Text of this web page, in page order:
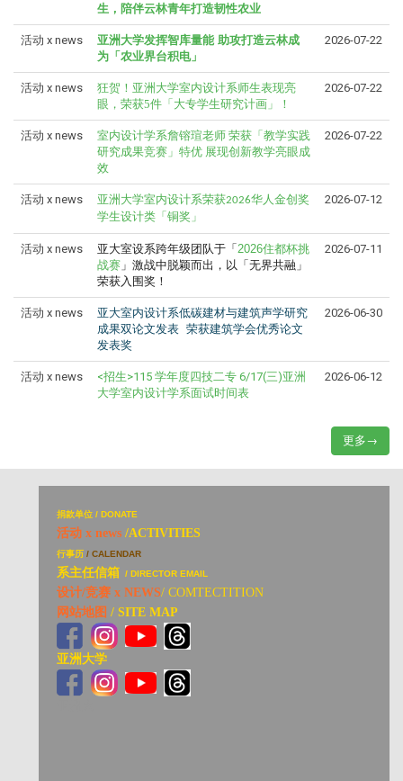
生，陪伴云林青年打造韧性农业
活动 x news
亚洲大学发挥智库量能 助攻打造云林成
为「农业界台积电」
2026-07-22
活动 x news
狂贺！亚洲大学室内设计系师生表现亮
眼，荣获5件「大专学生研究计画」！
2026-07-22
活动 x news 室内设计学系詹镕瑄老师 荣获「教学实践
研究成果竞赛」特优 展现创新教学亮眼成
效
2026-07-22
活动 x news
亚洲大学室内设计系荣获2026华人金创奖
学生设计类「铜奖」
2026-07-12
活动 x news 亚大室设系跨年级团队于「2026住都杯挑
战赛 」激战中脱颖而出，以「无界共融」
荣获入围奖！
2026-07-11
活动 x news
亚大室内设计系低碳建材与建筑声学研究
成果双论文发表 荣获建筑学会优秀论文
发表奖
2026-06-30
活动 x news
<招生>115 学年度四技二专 6/17(三)亚洲
大学室内设计学系面试时间表
2026-06-12
更多→
捐款单位 / DONATE
活动 x news /ACTIVITIES
行事历 / CALENDAR
系主任信箱 / DIRECTOR EMAIL
设计/竞赛 x NEWS/ COMTECTITION
网站地图 / SITE MAP
亚洲大学